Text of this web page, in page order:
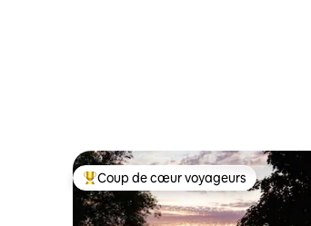
Coup de cœur voyageurs parmi les
Coup de cœur voyageurs